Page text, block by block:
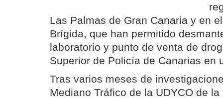
Las Palmas de Gran Canaria y en
Brígida, que han permitido
laboratorio y punto de venta de
Superior de Policía de Canarias en
Tras varios meses de
Mediano Tráfico de la UDYCO de